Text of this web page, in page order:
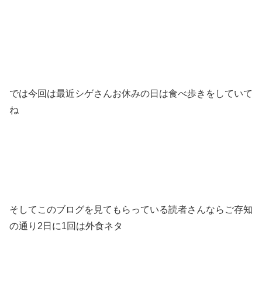
では今回は最近シゲさんお休みの日は食べ歩きをしていて
ね
そしてこのブログを見てもらっている読者さんならご存知
の通り2日に1回は外食ネタ